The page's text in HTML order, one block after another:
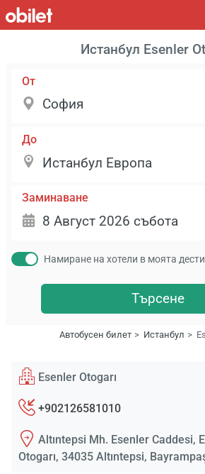
Истанбул Esenler
От
До
Заминаване
Намиране на хотели в моята
Търсене
Автобусен билет Истанбул
Esenler Otogarı
+902126581010
Altıntepsi Mh. Esenler Caddesi,
Otogarı, 34035 Altıntepsi,